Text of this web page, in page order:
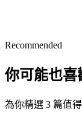
Recommended
你可能也喜
為你精選 3 篇值